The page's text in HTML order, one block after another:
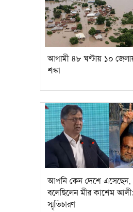
আগামী ৪৮ ঘণ্টায় ১০
শঙ্কা
আপনি কেন দেশে এসেছেন,
বলেছিলেন মীর কাশেম আলী:
স্মৃতিচারণ